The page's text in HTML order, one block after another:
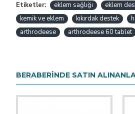
Etiketler: eklem sağlığı eklem
kemik ve eklem
kıkırdak destek
arthrodeese
arthrodeese 60 tablet
BERABERINDE SATIN